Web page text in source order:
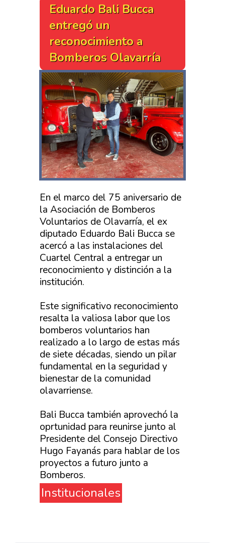
Eduardo Bali Bucca
entregó un
reconocimiento a
Bomberos Olavarría
En el marco del 75 aniversario de
la Asociación de Bomberos
Voluntarios de Olavarría, el ex
diputado Eduardo Bali Bucca se
acercó a las instalaciones del
Cuartel Central a entregar un
reconocimiento y distinción a la
institución.
Este significativo reconocimiento
resalta la valiosa labor que los
bomberos voluntarios han
realizado a lo largo de estas más
de siete décadas, siendo un pilar
fundamental en la seguridad y
bienestar de la comunidad
olavarriense.
Bali Bucca también aprovechó la
oprtunidad para reunirse junto al
Presidente del Consejo Directivo
Hugo Fayanás para hablar de los
proyectos a futuro junto a
Bomberos.
Institucionales